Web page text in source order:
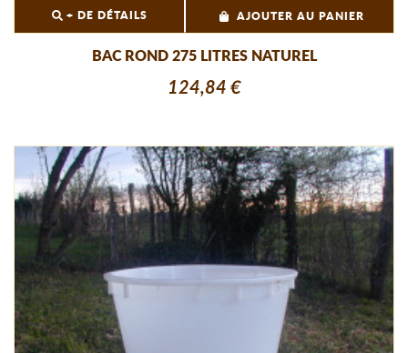
+ DE DÉTAILS AJOUTER AU PANIER
BAC ROND 275 LITRES NATUREL
124,84 €